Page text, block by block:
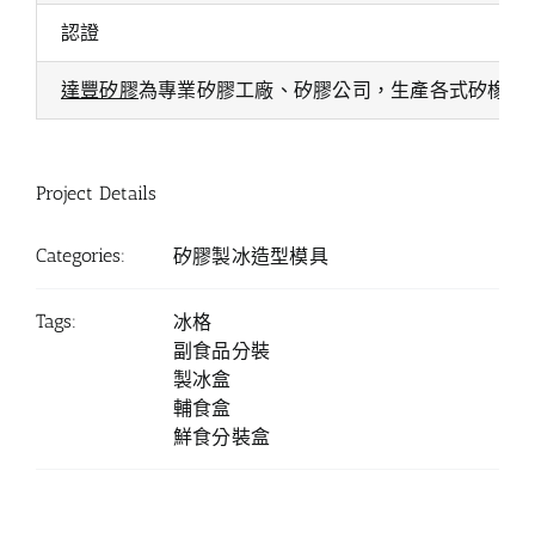
認證
達豐矽膠為專業矽膠工廠、矽膠公司，生產各式矽橡
Project Details
Categories: 矽膠製冰造型模具
Tags:
冰格
副食品分裝
製冰盒
輔食盒
鮮食分裝盒